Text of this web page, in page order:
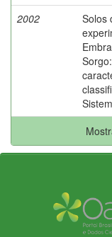
2002
Solos